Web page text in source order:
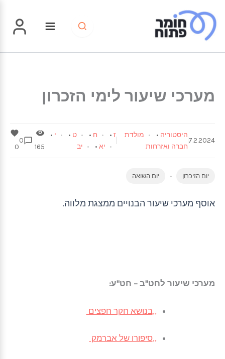
לתוכן
מערכי שיעור לימי הזכרון
7.2.2024
היסטוריה •
מולדת
חברה ואזרחות
ז• ח • ט • י •
יא• יב 165
0
0
יום הזיכרון יום השואה
אוסף מערכי שיעור הבנויים ממצגת מלווה.
מערכי שיעור לחט"ב – חט"ע:
,,בנושא חקר חפצים
,,סיפורו של אברמק